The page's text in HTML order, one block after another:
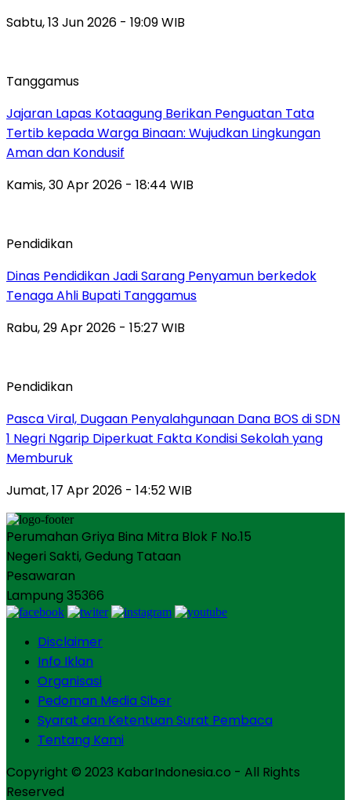
Sabtu, 13 Jun 2026 - 19:09 WIB
Tanggamus
Jajaran Lapas Kotaagung Berikan Penguatan Tata
Tertib kepada Warga Binaan: Wujudkan Lingkungan
Aman dan Kondusif
Kamis, 30 Apr 2026 - 18:44 WIB
Pendidikan
Dinas Pendidikan Jadi Sarang Penyamun berkedok
Tenaga Ahli Bupati Tanggamus
Rabu, 29 Apr 2026 - 15:27 WIB
Pendidikan
Pasca Viral, Dugaan Penyalahgunaan Dana BOS di SDN
1 Negri Ngarip Diperkuat Fakta Kondisi Sekolah yang
Memburuk
Jumat, 17 Apr 2026 - 14:52 WIB
Perumahan Griya Bina Mitra Blok F No.15
Negeri Sakti, Gedung Tataan
Pesawaran
Lampung 35366
Disclaimer
Info Iklan
Organisasi
Pedoman Media Siber
Syarat dan Ketentuan Surat Pembaca
Tentang Kami
Copyright © 2023 KabarIndonesia.co - All Rights
Reserved